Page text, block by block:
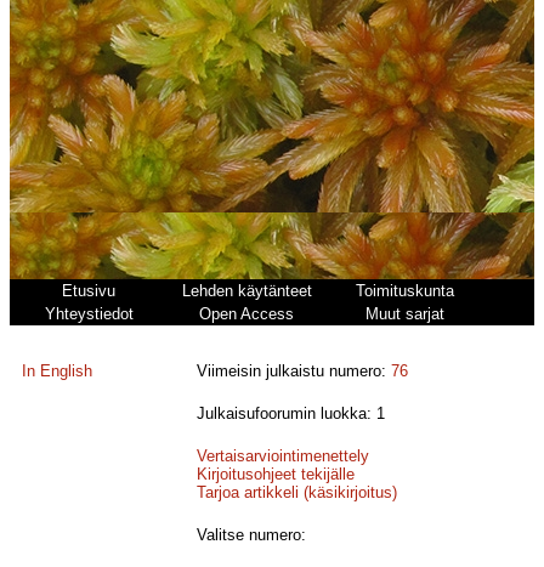
Etusivu Lehden käytänteet
Toimituskunta
Yhteystiedot
Open Access Muut sarjat
In English Viimeisin julkaistu numero:76
Julkaisufoorumin luokka: 1
Vertaisarviointimenettely
Kirjoitusohjeet tekijälle
Tarjoa artikkeli (käsikirjoitus)
Valitse numero: